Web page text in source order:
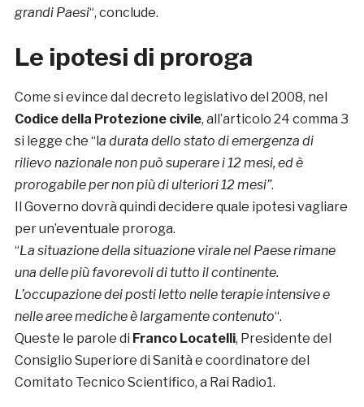
grandi Paesi“, conclude.
Le ipotesi di proroga
Come si evince dal decreto legislativo del 2008, nel
Codice della Protezione civile, all’articolo 24 comma 3
si legge che “la durata dello stato di emergenza di
rilievo nazionale non può superare i 12 mesi, ed è
prorogabile per non più di ulteriori 12 mesi”.
Il Governo dovrà quindi decidere quale ipotesi vagliare
per un’eventuale proroga.
“La situazione della situazione virale nel Paese rimane
una delle più favorevoli di tutto il continente.
L’occupazione dei posti letto nelle terapie intensive e
nelle aree mediche è largamente contenuto“.
Queste le parole di Franco Locatelli, Presidente del
Consiglio Superiore di Sanità e coordinatore del
Comitato Tecnico Scientifico, a Rai Radio1.